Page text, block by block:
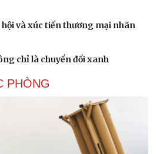
hội và xúc tiến thương mại nhãn
chỉ là chuyển đổi xanh
PHÒNG